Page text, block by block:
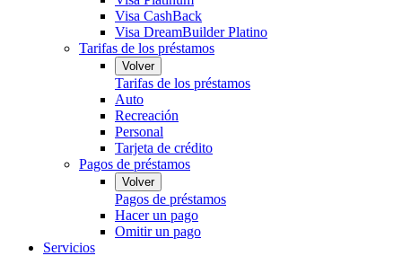
Visa CashBack
Visa DreamBuilder Platino
Tarifas de los préstamos
Volver
Tarifas de los préstamos
Auto
Recreación
Personal
Tarjeta de crédito
Pagos de préstamos
Volver
Pagos de préstamos
Hacer un pago
Omitir un pago
Servicios